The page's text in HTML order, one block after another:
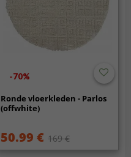
-70%
Ronde vloerkleden - Parlos
(offwhite)
50.99 € 169 €